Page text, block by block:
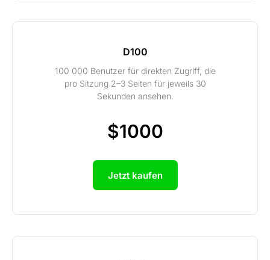
D100
100 000 Benutzer für direkten Zugriff, die
pro Sitzung 2–3 Seiten für jeweils 30
Sekunden ansehen.
$1000
Jetzt kaufen